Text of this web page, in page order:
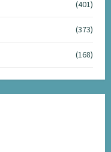
(401)
(373)
(168)